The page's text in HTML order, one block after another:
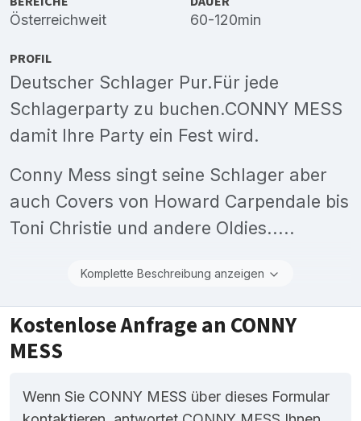
Österreichweit 60-120min
PROFIL
Deutscher Schlager Pur.Für jede
Schlagerparty zu buchen.CONNY MESS
damit Ihre Party ein Fest wird.
Conny Mess singt seine Schlager aber
auch Covers von Howard Carpendale bis
Toni Christie und andere Oldies.....
Komplette Beschreibung anzeigen
Kostenlose Anfrage an CONNY
MESS
Wenn Sie CONNY MESS über dieses Formular